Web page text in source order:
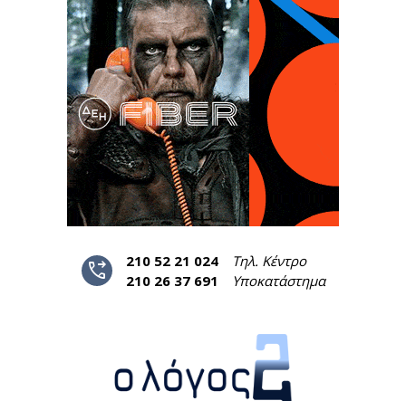
phone_forwarded 210 52 21 024
Τηλ. Κέντρο
210 26 37 691
Υποκατάστημα